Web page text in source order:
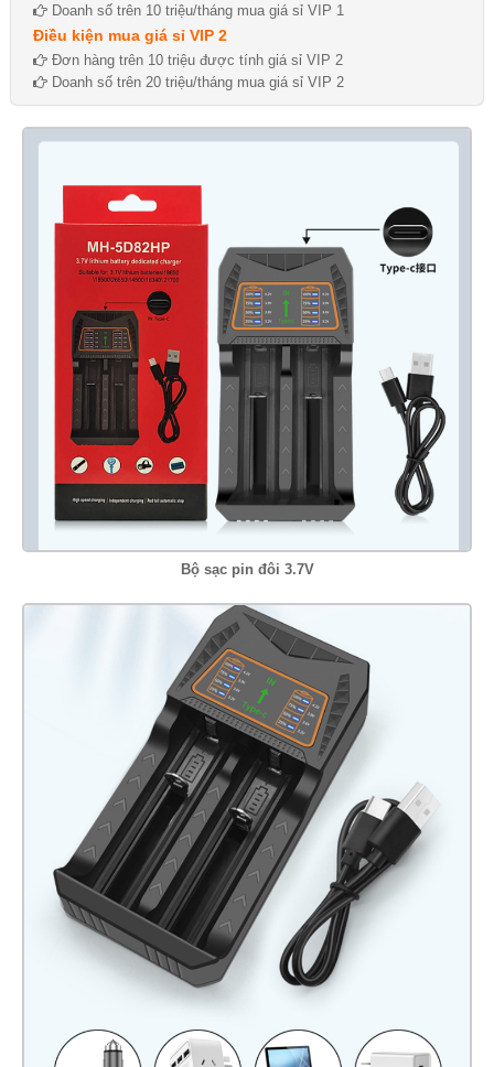
Doanh số trên 10 triệu/tháng mua giá sỉ VIP 1
Điều kiện mua giá sỉ VIP 2
Đơn hàng trên 10 triệu được tính giá sỉ VIP 2
Doanh số trên 20 triệu/tháng mua giá sỉ VIP 2
Bộ sạc pin đôi 3.7V